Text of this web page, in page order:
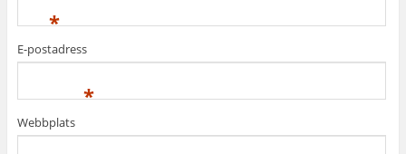
*
E-postadress
*
Webbplats